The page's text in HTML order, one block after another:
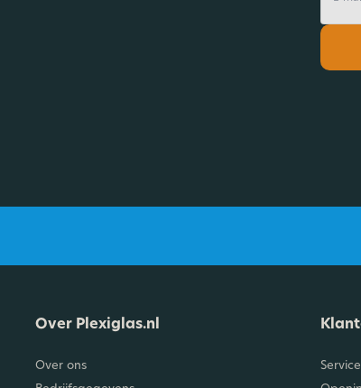
Over Plexiglas.nl
Over ons